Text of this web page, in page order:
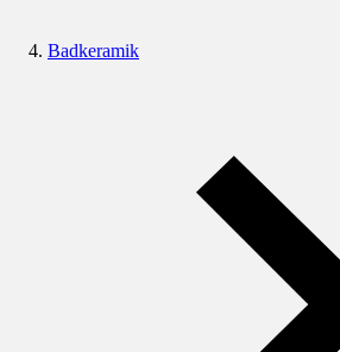
Badkeramik